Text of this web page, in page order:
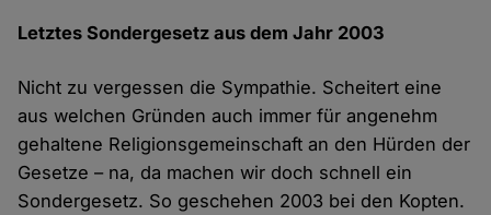
Letztes Sondergesetz aus dem Jahr 2003
Nicht zu vergessen die Sympathie. Scheitert eine
aus welchen Gründen auch immer für angenehm
gehaltene Religionsgemeinschaft an den Hürden der
Gesetze – na, da machen wir doch schnell ein
Sondergesetz. So geschehen 2003 bei den Kopten.